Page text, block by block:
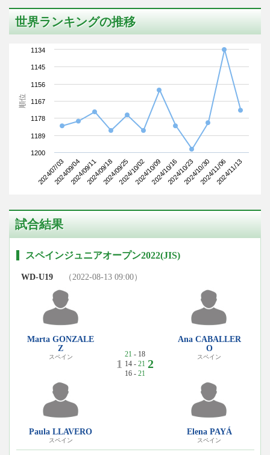
世界ランキングの推移
順位
2024/07/032024/09/042024/09/112024/09/182024/09/252024/10/022024/10/092024/10/162024/10/232024/10/302024/11/062024/11/13
1134
1145
1156
1167
1178
1189
1200
試合結果
スペインジュニアオープン2022(JIS)
WD-U19 （2022-08-13 09:00）
Marta GONZALE
Z
スペイン
Paula LLAVERO
スペイン
1
21 - 18
14 - 21
16 - 21
2
Ana CABALLER
O
スペイン
Elena PAYÁ
スペイン